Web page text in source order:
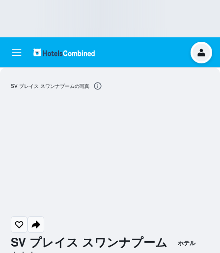
SV プレイス スワンナプーム ホテル
SV プレイス スワンナプームの写真